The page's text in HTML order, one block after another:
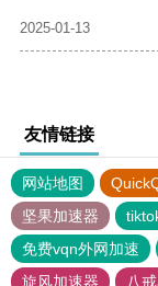
2025-01-13
友情链接
网站地图
坚果加速器
免费vqn外网加速
旋风加速器
八